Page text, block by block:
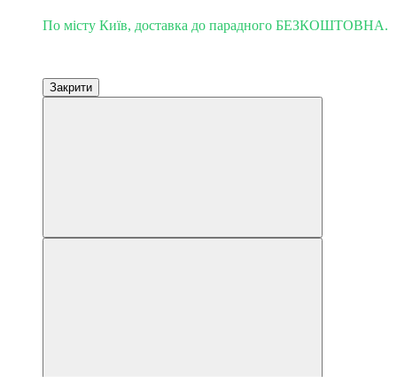
По місту Київ, доставка до парадного БЕЗКОШТОВНА.
Закрити